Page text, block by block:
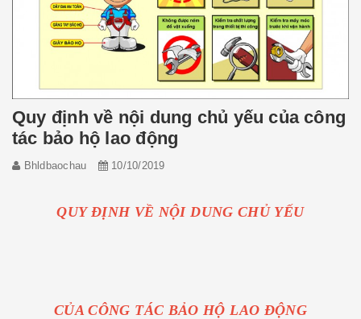
Quy định về nội dung chủ yếu của công
tác bảo hộ lao động
Bhldbaochau 10/10/2019
QUY ĐỊNH VỀ NỘI DUNG CHỦ YẾU
CỦA CÔNG TÁC BẢO HỘ LAO ĐỘNG